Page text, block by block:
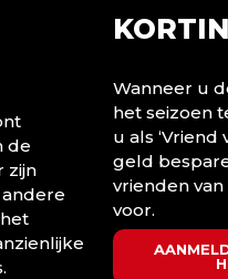
de
zijn
Wanneer u
het seizoen
u als ‘Vriend
geld
vrienden
voor.